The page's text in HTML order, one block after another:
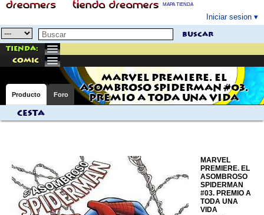
MAPA TIENDA
Iniciar sesion
buscar
Tienda:
comic
MARVEL PREMIERE. EL
ASOMBROSO SPIDERMAN #03.
PREMIO A TODA UNA VIDA
Producto Foro
Cesta
MARVEL
PREMIERE. EL
ASOMBROSO
SPIDERMAN
#03. PREMIO A
TODA UNA
VIDA